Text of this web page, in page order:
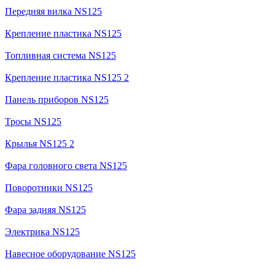
Передняя вилка NS125
Крепление пластика NS125
Топливная система NS125
Крепление пластика NS125 2
Панель приборов NS125
Тросы NS125
Крылья NS125 2
Фара головного света NS125
Поворотники NS125
Фара задняя NS125
Электрика NS125
Навесное оборудование NS125